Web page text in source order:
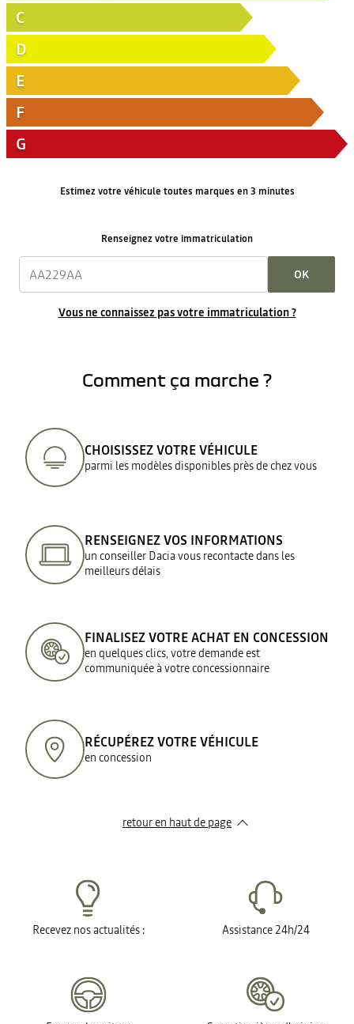
C
D
E
F
G
Estimez votre véhicule toutes marques en 3 minutes
Renseignez votre immatriculation
OK
Vous ne connaissez pas votre immatriculation ?
Comment ça marche ?
CHOISISSEZ VOTRE VÉHICULE
parmi les modèles disponibles près de chez vous
RENSEIGNEZ VOS INFORMATIONS
un conseiller Dacia vous recontacte dans les
meilleurs délais
FINALISEZ VOTRE ACHAT EN CONCESSION
en quelques clics, votre demande est
communiquée à votre concessionnaire
RÉCUPÉREZ VOTRE VÉHICULE
en concession
retour en haut de page​
Recevez nos actualités : Assistance 24h/24